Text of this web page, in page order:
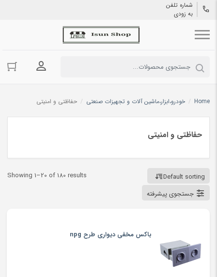
شماره تلفن
به زودی
ورود به
Home
/ خودرو،ابزار،ماشین آلات و تجهیزات صنعتی / حفاظتی و امنیتی
حفاظتی و امنیتی
Showing 1–20 of 180 results
Default sorting
جستجوی پیشرفته
باکس مخفی دیواری طرح npg